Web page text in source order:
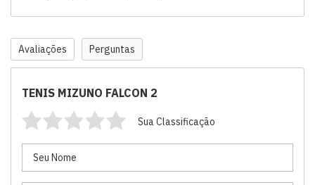
Avaliações Perguntas
TENIS MIZUNO FALCON 2
Sua Classificação